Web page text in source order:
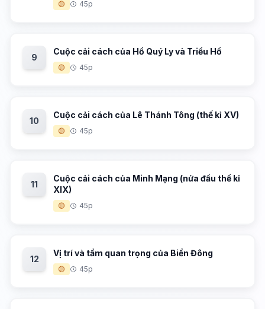
🟡 45p
9
Cuộc cải cách của Hồ Quý Ly và Triều Hồ
🟡 45p
10
Cuộc cải cách của Lê Thánh Tông (thế kỉ XV)
🟡 45p
11
Cuộc cải cách của Minh Mạng (nửa đầu thế kỉ
XIX)
🟡 45p
12
Vị trí và tầm quan trọng của Biển Đông
🟡 45p